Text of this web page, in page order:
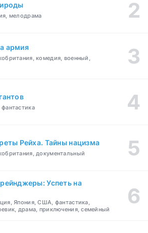
мелодрама
армия
комедия, военный,
Рейха. Тайны нацизма
документальный
Успеть на
Япония, США, фантастика,
драма, приключения, семейный